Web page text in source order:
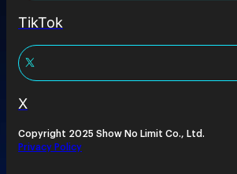
TikTok
X
Copyright 2025 Show No Limit Co., Ltd.
Privacy Policy